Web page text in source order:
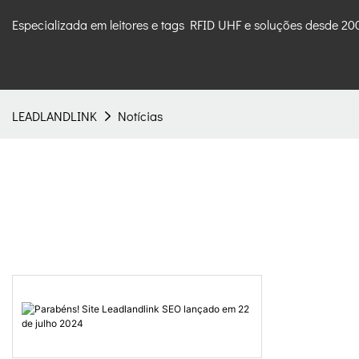
Especializada em leitores e tags RFID UHF e soluções desde
LEADLANDLINK Notícias